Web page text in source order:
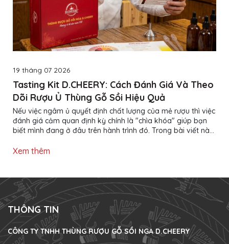
19 tháng 07 2026
Tasting Kit D.CHEERY: Cách Đánh Giá Và Theo
Dõi Rượu Ủ Thùng Gỗ Sồi Hiệu Quả
Nếu việc ngâm ủ quyết định chất lượng của mẻ rượu thì việc
đánh giá cảm quan định kỳ chính là "chìa khóa" giúp bạn
biết mình đang ở đâu trên hành trình đó. Trong bài viết này,
cách bài bản, đồng thời chia sẻ những nguyên tắc đánh giá
thiết kế để hỗ trợ quá trình đánh giá rượu một cách trực
quan và có hệ thống, bao gồm: -...
Xem thêm
THÔNG TIN
CÔNG TY TNHH THÙNG RƯỢU GỖ SỒI NGA D.CHEERY